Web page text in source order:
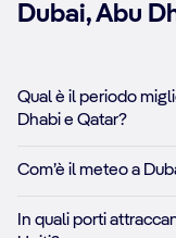
Dubai, Abu
Qual è il periodo
Dhabi e Qatar?
Com’è il meteo a
In quali porti